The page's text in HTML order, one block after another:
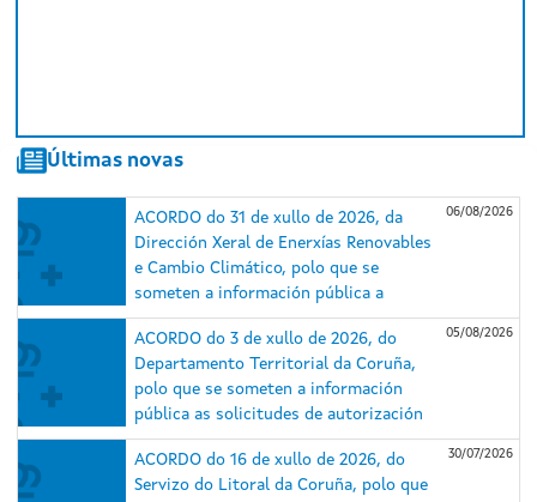
Últimas novas
ACORDO do 31 de xullo de 2026, da
Dirección Xeral de Enerxías Renovables
e Cambio Climático, polo que se
someten a información pública a
solicitude de autorización
administrativa previa e de construción
e o estudo de impacto ambiental (EsIA)
do proxecto do parque eólico
Repotenciación Serra da Loba e das
súas infraestruturas de evacuación,
nos concellos de Guitiriz e Xermade
(Lugo) e Aranga e Monfero (A Coruña)
06/08/2026
ACORDO do 3 de xullo de 2026, do
Departamento Territorial da Coruña,
polo que se someten a información
pública as solicitudes de autorización
administrativa previa e de construción
e o estudo de impacto ambiental dos
proxectos do parque eólico
05/08/2026
ACORDO do 16 de xullo de 2026, do
Servizo do Litoral da Coruña, polo que
30/07/2026